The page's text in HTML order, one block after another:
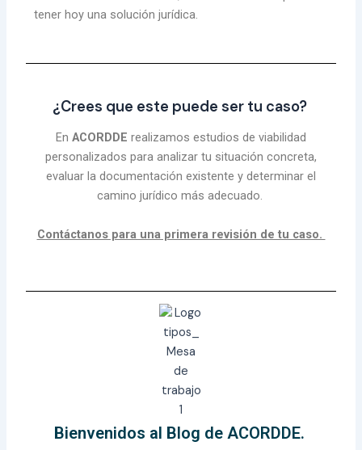
tener hoy una solución jurídica.
¿Crees que este puede ser tu caso?
En ACORDDE realizamos estudios de viabilidad
personalizados para analizar tu situación concreta,
evaluar la documentación existente y determinar el
camino jurídico más adecuado.
Contáctanos para una primera revisión de tu caso.
Bienvenidos al Blog de ACORDDE.